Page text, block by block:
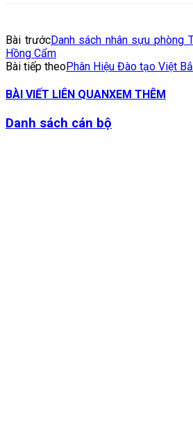
Bài trướcDanh sách nhân sựu phòng
Hồng Cẩm
Bài tiếp theoPhân Hiệu Đào tạo Việt
BÀI VIẾT LIÊN QUANXEM THÊM
Danh sách cán bộ